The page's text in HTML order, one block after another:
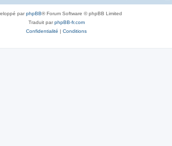
parphpBB® Forum Software © phpBB Limited
Traduit parphpBB-fr.com
Confidentialité | Conditions